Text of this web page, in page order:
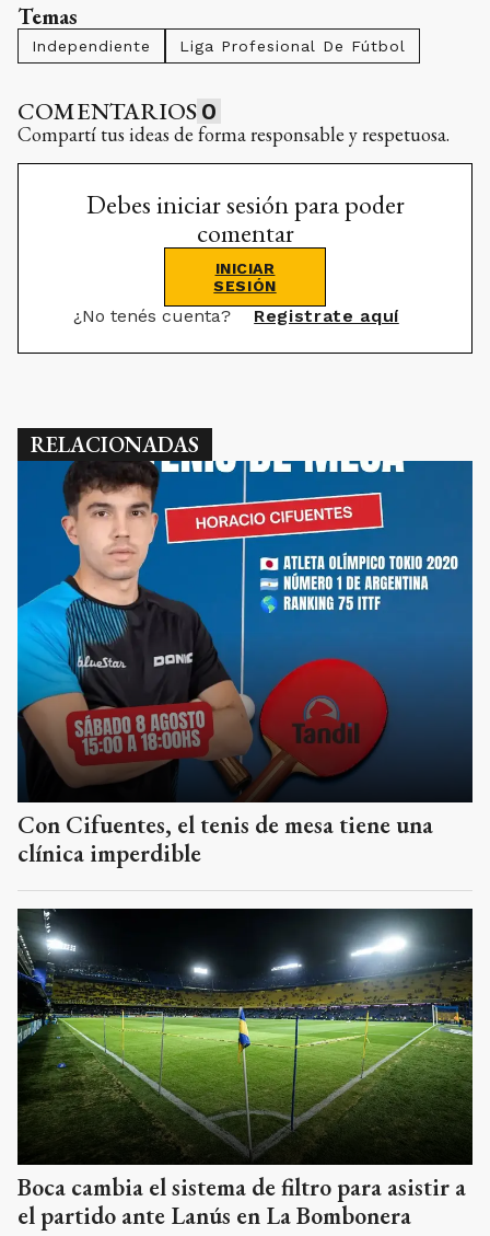
Temas
Independiente Liga Profesional De Fútbol
COMENTARIOS 0
Compartí tus ideas de forma responsable y respetuosa.
Debes iniciar sesión para poder
comentar
INICIAR
SESIÓN
¿No tenés cuenta? Registrate aquí
RELACIONADAS
Con Cifuentes, el tenis de mesa tiene una
clínica imperdible
Boca cambia el sistema de filtro para asistir a
el partido ante Lanús en La Bombonera